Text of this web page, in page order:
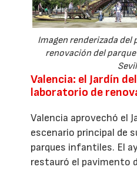
Imagen renderizada del
renovación del
Valencia: el Jardín
laboratorio de
Valencia aprovechó el
escenario principal de
parques infantiles. El
restauró el pavimento